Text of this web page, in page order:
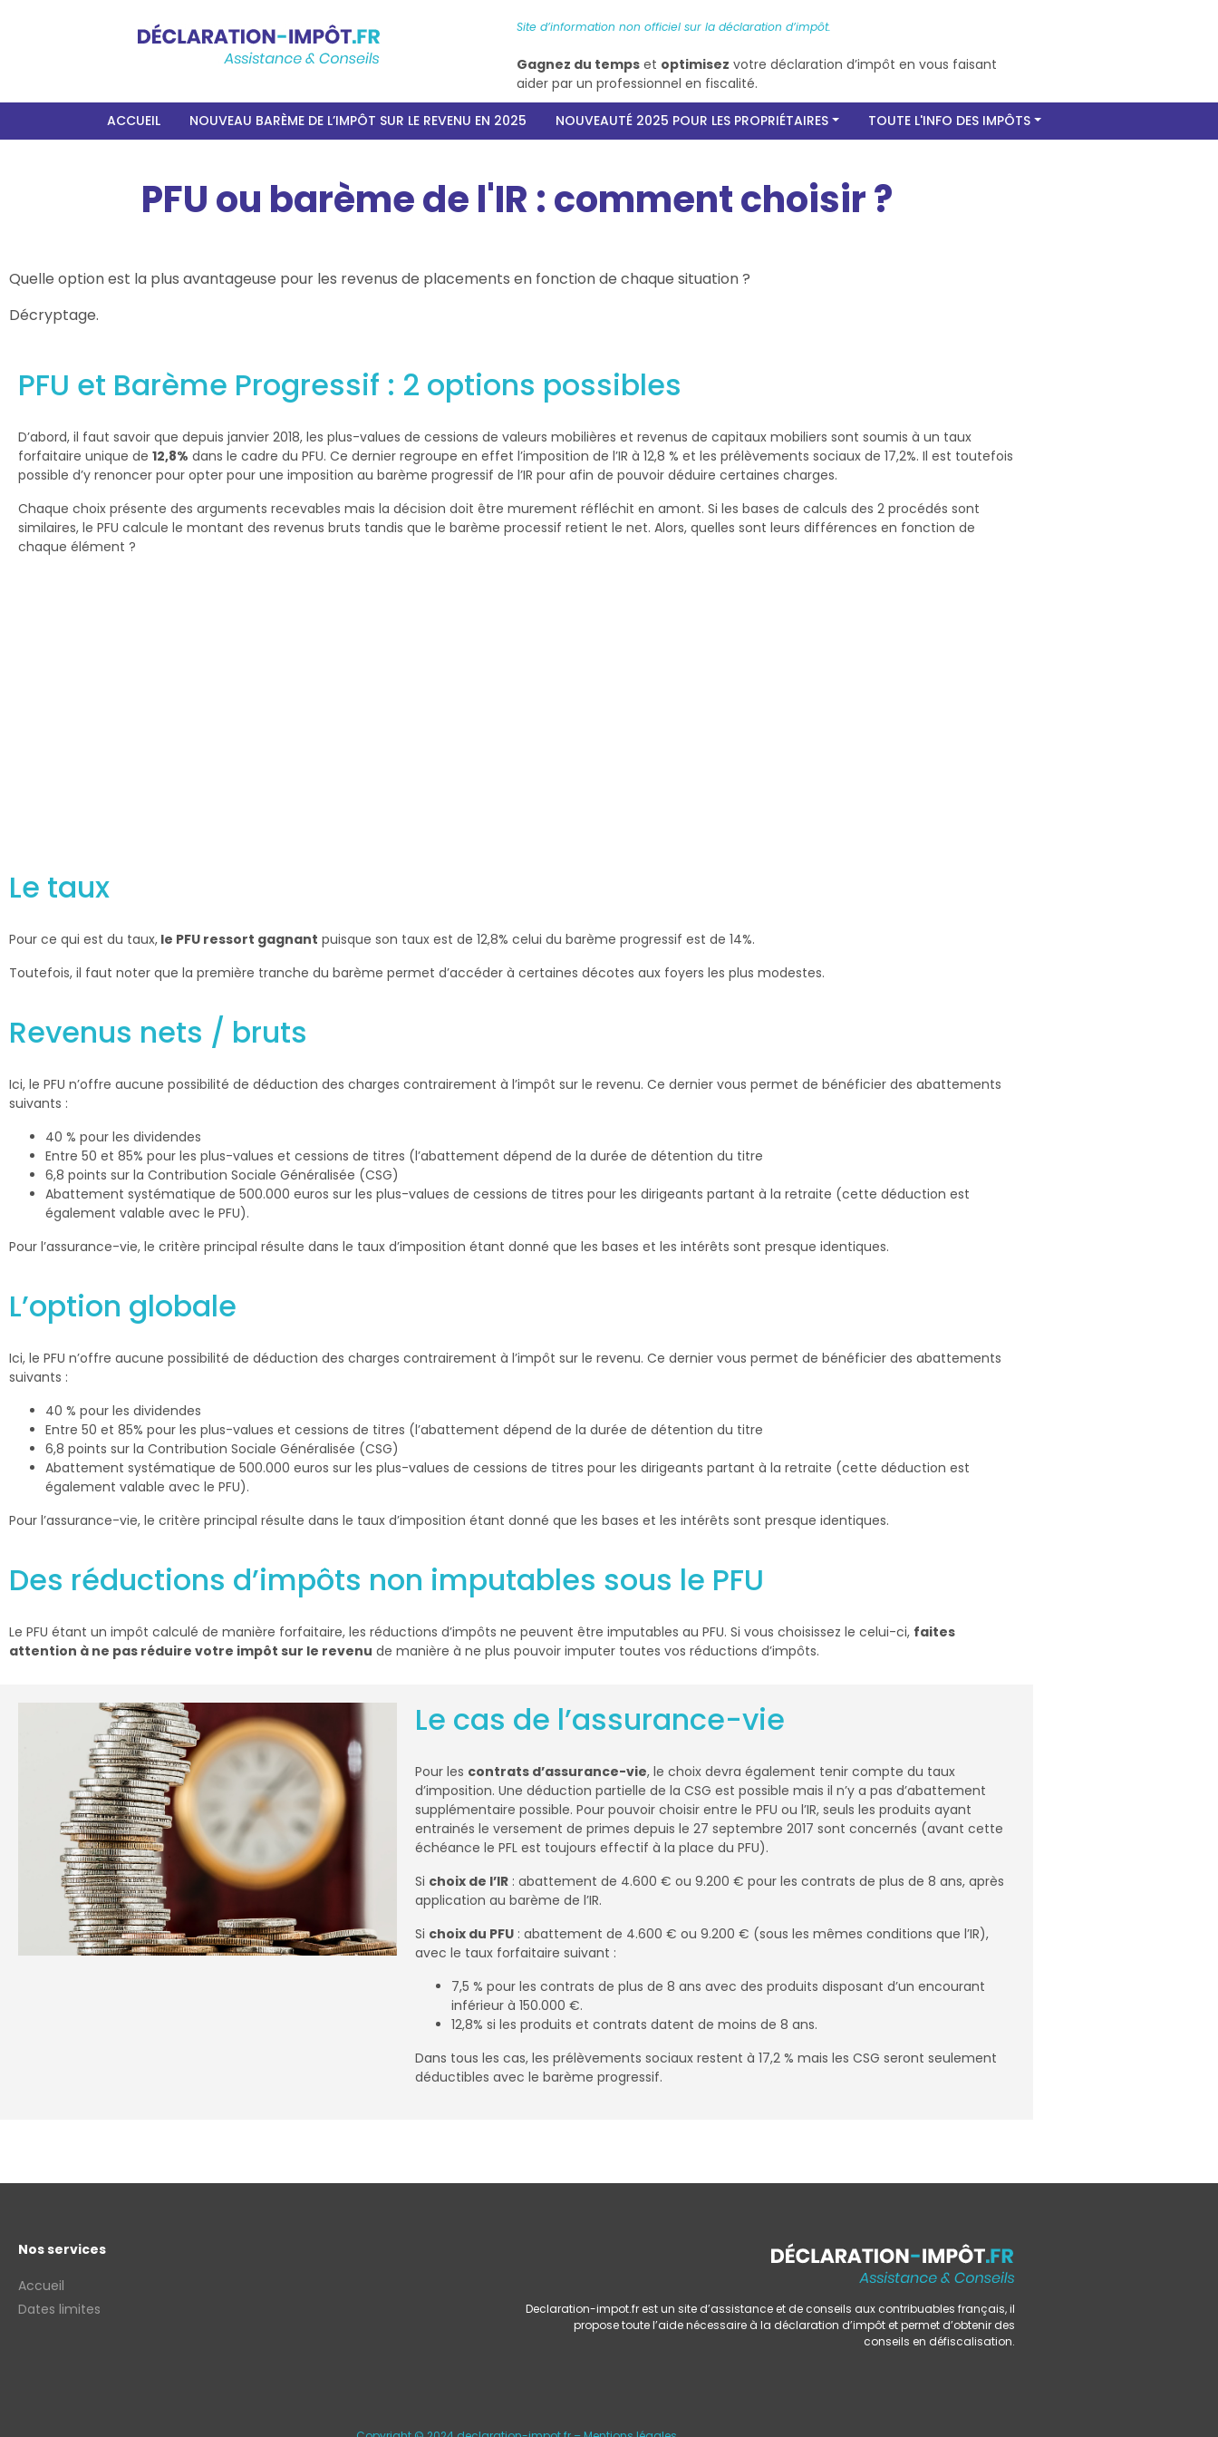
Site d’information non officiel sur la déclaration d’impôt.
Gagnez du temps et optimisez votre déclaration d’impôt en vous faisant
aider par un professionnel en fiscalité.
ACCUEIL NOUVEAU BARÈME DE L’IMPÔT SUR LE REVENU EN 2025 NOUVEAUTÉ 2025 POUR LES PROPRIÉTAIRES TOUTE L'INFO DES IMPÔTS
PFU ou barème de l'IR : comment choisir ?
Quelle option est la plus avantageuse pour les revenus de placements en fonction de chaque situation ?
Décryptage.
PFU et Barème Progressif : 2 options possibles
D’abord, il faut savoir que depuis janvier 2018, les plus-values de cessions de valeurs mobilières et revenus de capitaux mobiliers sont soumis à un taux
forfaitaire unique de 12,8% dans le cadre du PFU. Ce dernier regroupe en effet l’imposition de l’IR à 12,8 % et les prélèvements sociaux de 17,2%. Il est toutefois
possible d’y renoncer pour opter pour une imposition au barème progressif de l’IR pour afin de pouvoir déduire certaines charges.
Chaque choix présente des arguments recevables mais la décision doit être murement réfléchit en amont. Si les bases de calculs des 2 procédés sont
similaires, le PFU calcule le montant des revenus bruts tandis que le barème processif retient le net. Alors, quelles sont leurs différences en fonction de
chaque élément ?
Le taux
Pour ce qui est du taux, le PFU ressort gagnant puisque son taux est de 12,8% celui du barème progressif est de 14%.
Toutefois, il faut noter que la première tranche du barème permet d’accéder à certaines décotes aux foyers les plus modestes.
Revenus nets / bruts
Ici, le PFU n’offre aucune possibilité de déduction des charges contrairement à l’impôt sur le revenu. Ce dernier vous permet de bénéficier des abattements
suivants :
40 % pour les dividendes
Entre 50 et 85% pour les plus-values et cessions de titres (l’abattement dépend de la durée de détention du titre
6,8 points sur la Contribution Sociale Généralisée (CSG)
Abattement systématique de 500.000 euros sur les plus-values de cessions de titres pour les dirigeants partant à la retraite (cette déduction est
également valable avec le PFU).
Pour l’assurance-vie, le critère principal résulte dans le taux d’imposition étant donné que les bases et les intérêts sont presque identiques.
L’option globale
Ici, le PFU n’offre aucune possibilité de déduction des charges contrairement à l’impôt sur le revenu. Ce dernier vous permet de bénéficier des abattements
suivants :
40 % pour les dividendes
Entre 50 et 85% pour les plus-values et cessions de titres (l’abattement dépend de la durée de détention du titre
6,8 points sur la Contribution Sociale Généralisée (CSG)
Abattement systématique de 500.000 euros sur les plus-values de cessions de titres pour les dirigeants partant à la retraite (cette déduction est
également valable avec le PFU).
Pour l’assurance-vie, le critère principal résulte dans le taux d’imposition étant donné que les bases et les intérêts sont presque identiques.
Des réductions d’impôts non imputables sous le PFU
Le PFU étant un impôt calculé de manière forfaitaire, les réductions d’impôts ne peuvent être imputables au PFU. Si vous choisissez le celui-ci, faites
attention à ne pas réduire votre impôt sur le revenu de manière à ne plus pouvoir imputer toutes vos réductions d’impôts.
Le cas de l’assurance-vie
Pour les contrats d’assurance-vie, le choix devra également tenir compte du taux
d’imposition. Une déduction partielle de la CSG est possible mais il n’y a pas d’abattement
supplémentaire possible. Pour pouvoir choisir entre le PFU ou l’IR, seuls les produits ayant
entrainés le versement de primes depuis le 27 septembre 2017 sont concernés (avant cette
échéance le PFL est toujours effectif à la place du PFU).
Si choix de l’IR: abattement de 4.600 € ou 9.200 € pour les contrats de plus de 8 ans, après
application au barème de l’IR.
Si choix du PFU: abattement de 4.600 € ou 9.200 € (sous les mêmes conditions que l’IR),
avec le taux forfaitaire suivant :
7,5 % pour les contrats de plus de 8 ans avec des produits disposant d’un encourant
inférieur à 150.000 €.
12,8% si les produits et contrats datent de moins de 8 ans.
Dans tous les cas, les prélèvements sociaux restent à 17,2 % mais les CSG seront seulement
déductibles avec le barème progressif.
Nos services
Accueil
Dates limites
Declaration-impot.fr est un site d’assistance et de conseils aux contribuables français, il
propose toute l’aide nécessaire à la déclaration d’impôt et permet d’obtenir des
conseils en défiscalisation.